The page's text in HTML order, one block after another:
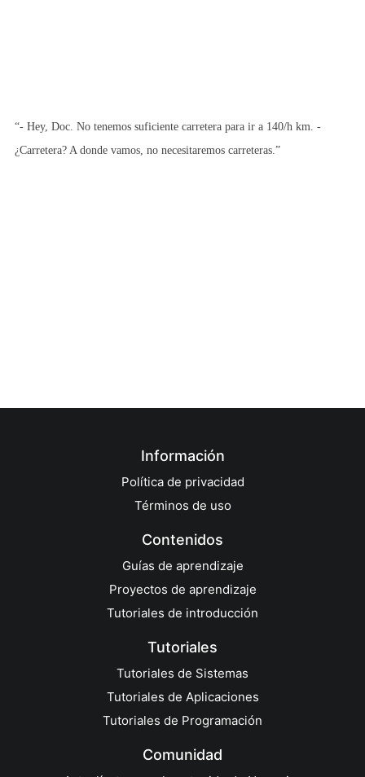
“- Hey, Doc. No tenemos suficiente carretera para ir a 140/h km. -
¿Carretera? A donde vamos, no necesitaremos carreteras.”
Información
Política de privacidad
Términos de uso
Contenidos
Guías de aprendizaje
Proyectos de aprendizaje
Tutoriales de introducción
Tutoriales
Tutoriales de Sistemas
Tutoriales de Aplicaciones
Tutoriales de Programación
Comunidad